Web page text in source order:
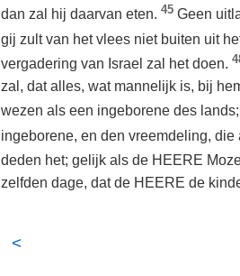
dan zal hij daarvan eten. 45 Geen
gij zult van het vlees niet buiten uit
vergadering van Israel zal het doen.
zal, dat alles, wat mannelijk is, bij
wezen als een ingeborene des
ingeborene, en den vreemdeling,
deden het; gelijk als de HEERE
zelfden dage, dat de HEERE de
<